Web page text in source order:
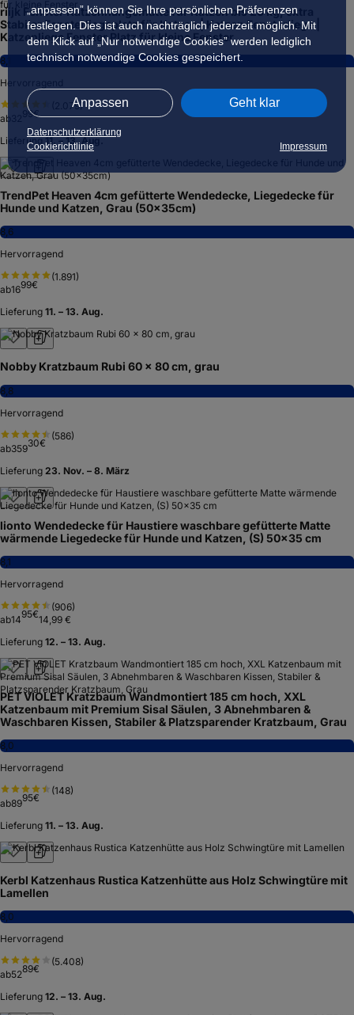
„anpassen” können Sie Ihre persönlichen Präferenzen
festlegen. Dies ist auch nachträglich jederzeit möglich. Mit
dem Klick auf „Nur notwendige Cookies” werden lediglich
technisch notwendige Cookies gespeichert.
Anpassen Geht klar
Datenschutzerklärung
Cookierichtlinie
Impressum
riijk Fenster Katzenhängematte für Katzen bis 23 kg, extra
Stabiler Fensterliegeplatz für Katzen | Katzen Fensterliege |
Katzenliege Fenster Platz für kleine Fenster
8,1
Hervorragend
2.079)
ab
99€
Lieferung 11. – 13. Aug.
TrendPet Heaven 4cm gefütterte Wendedecke, Liegedecke für
Hunde und Katzen, Grau (50x35cm)
8,6
Hervorragend
(1.891)
ab1699€
Lieferung 11. – 13. Aug.
Nobby Kratzbaum Rubi 60 x 80 cm, grau
8,8
Hervorragend
(586)
ab35930€
Lieferung 23. Nov. – 8. März
lionto Wendedecke für Haustiere waschbare gefütterte Matte
wärmende Liegedecke für Hunde und Katzen, (S) 50x35 cm
8,1
Hervorragend
(906)
ab1495€14,99 €
Lieferung 12. – 13. Aug.
PET VIOLET Kratzbaum Wandmontiert 185 cm hoch, XXL
Katzenbaum mit Premium Sisal Säulen, 3 Abnehmbaren &
Waschbaren Kissen, Stabiler & Platzsparender Kratzbaum, Grau
8,0
Hervorragend
(148)
ab8995€
Lieferung 11. – 13. Aug.
Kerbl Katzenhaus Rustica Katzenhütte aus Holz Schwingtüre mit
Lamellen
8,0
Hervorragend
(5.408)
ab5289€
Lieferung 12. – 13. Aug.